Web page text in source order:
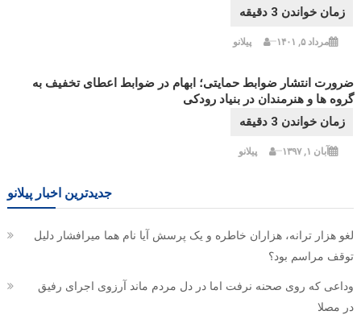
مرداد ۵, ۱۴۰۱ پیلانو
ضرورت انتشار ضوابط حمایتی؛ ابهام در ضوابط اعطای تخفیف به
گروه ها و هنرمندان در بنیاد رودکی
آبان ۱, ۱۳۹۷ پیلانو
جدیدترین اخبار پیلانو
لغو هزار ترانه، هزاران خاطره و یک پرسش آیا نام هما میرافشار دلیل
توقف مراسم بود؟
وداعی که روی صحنه نرفت اما در دل مردم ماند آرزوی اجرای رفیق
در مصلا